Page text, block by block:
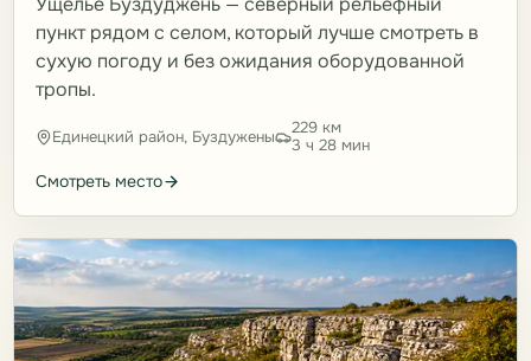
пункт рядом с селом, который лучше смотреть в
сухую погоду и без ожидания оборудованной
тропы.
Единецкий район, Буздужены
229 км
3 ч 28 мин
Смотреть место